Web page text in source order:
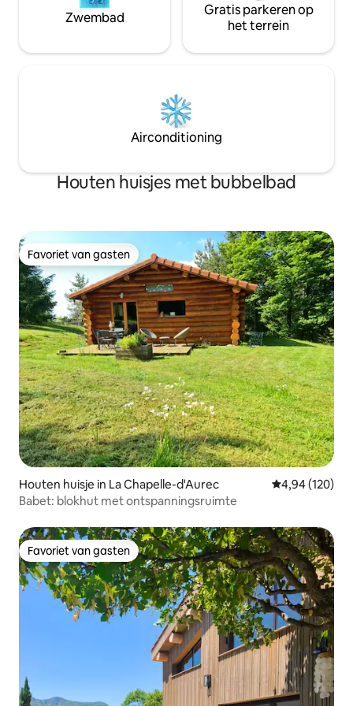
Zwembad
Gratis parkeren op
het terrein
Airconditioning
Houten huisjes met bubbelbad
Favoriet van gasten
Favoriet van gasten
Houten huisje in La Chapelle-d'Aurec Gemiddelde
4,94 (120)
Babet: blokhut met ontspanningsruimte
Favoriet van gasten
Favoriet van gasten